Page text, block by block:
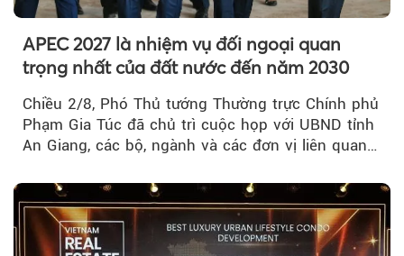
APEC 2027 là nhiệm vụ đối ngoại quan
trọng nhất của đất nước đến năm 2030
Chiều 2/8, Phó Thủ tướng Thường trực Chính phủ
Phạm Gia Túc đã chủ trì cuộc họp với UBND tỉnh
An Giang, các bộ, ngành và các đơn vị liên quan